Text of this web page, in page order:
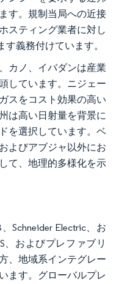
す。規制当局への近接
スティング業者に対し
義務付けています。
カノ、イバダンは産業
しています。ニジェー
スをコスト効果の高い
は高い日射量を背景に
を選択しています。ベ
よびアブジャ以外にお
て、地理的多様化を示
Schneider Electric、お
、およびプレファブリ
、地域系インテグレー
ます。グローバルプレ